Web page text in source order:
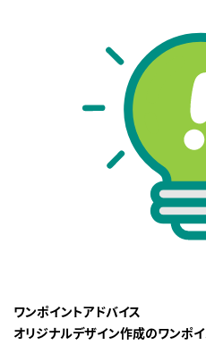
ワンポイントアドバイス
オリジナルデザイン作成のワンポ